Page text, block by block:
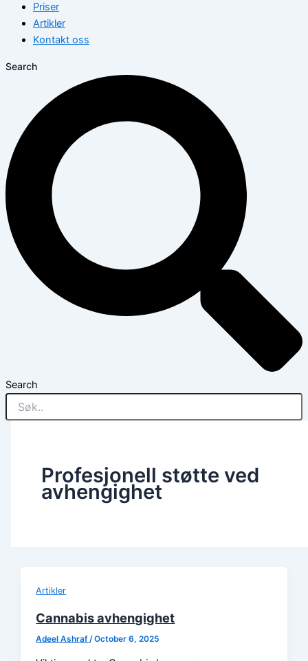
Priser
Artikler
Kontakt oss
Search
Search
Profesjonell støtte ved
avhengighet
Artikler
Cannabis avhengighet
Adeel Ashraf /October 6, 2025